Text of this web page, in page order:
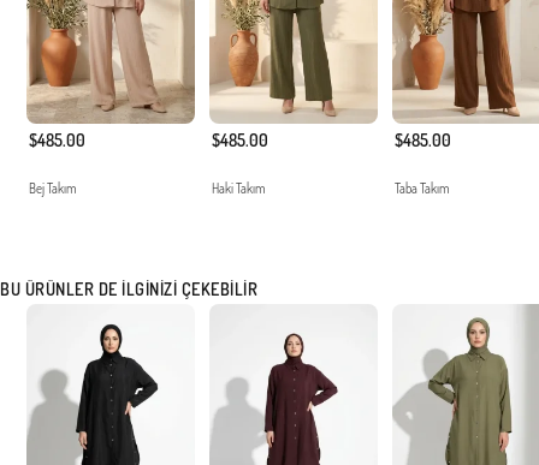
$485.00
Bej Takım
$485.00
Haki Takım
$485.00
Taba Takım
BU ÜRÜNLER DE İLGINIZI ÇEKEBILIR